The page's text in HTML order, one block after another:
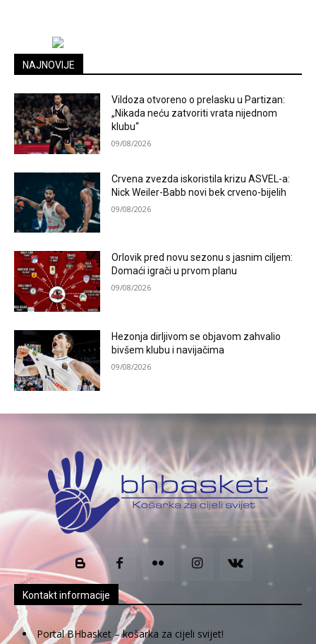
NAJNOVIJE
Vildoza otvoreno o prelasku u Partizan:
„Nikada neću zatvoriti vrata nijednom
klubu“
09/08/2026
Crvena zvezda iskoristila krizu ASVEL-a:
Nick Weiler-Babb novi bek crveno-bijelih
09/08/2026
Orlovik pred novu sezonu s jasnim ciljem:
Domaći igrači u prvom planu
09/08/2026
Hezonja dirljivom se objavom zahvalio
bivšem klubu i navijačima
09/08/2026
Kontakt informacije
Portal BHbasket – košarka za cijeli svijet!